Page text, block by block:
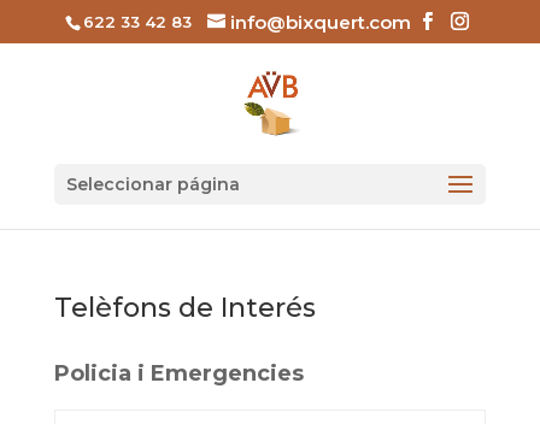
622 33 42 83 info@bixquert.com
Seleccionar página
Telèfons de Interés
Policia i Emergencies